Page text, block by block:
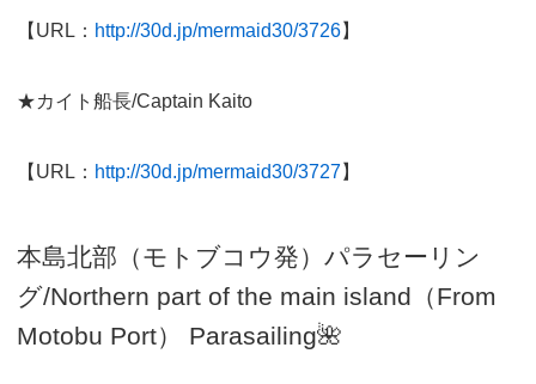
【URL： http://30d.jp/mermaid30/3726】
★カイト船長/Captain Kaito
【URL： http://30d.jp/mermaid30/3727】
本島北部（モトブコウ発）パラセーリン
グ/Northern part of the main island（From
Motobu Port）
Parasailing🌺